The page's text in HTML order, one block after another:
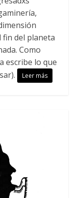
fin del planeta
Como
escribe lo que
Leer más